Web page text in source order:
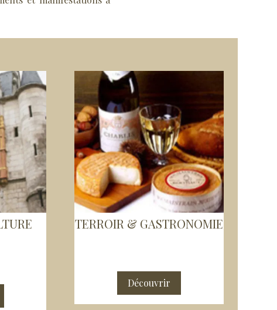
TERROIR & GASTRONOMIE
Découvrir